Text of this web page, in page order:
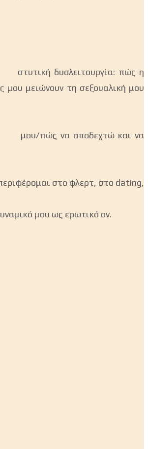
στυτική δυσλειτουργία: πώς η
μειώνουν τη σεξουαλική μου
μου/πώς να αποδεχτώ και να
στο φλερτ, στο dating,
μου ως ερωτικό ον.